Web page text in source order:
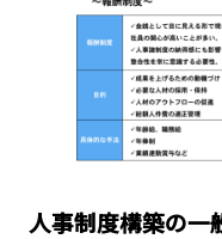
人事制度構築の一